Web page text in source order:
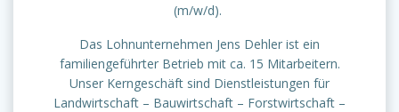
(m/w/d).
Das Lohnunternehmen Jens Dehler ist ein
familiengeführter Betrieb mit ca. 15 Mitarbeitern.
Unser Kerngeschäft sind Dienstleistungen für
Landwirtschaft – Bauwirtschaft – Forstwirtschaft –